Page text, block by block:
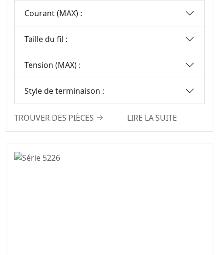
Carte
Courant (MAX) :
Taille du fil :
Tension (MAX) :
Style de terminaison :
TROUVER DES PIÈCES LIRE LA SUITE